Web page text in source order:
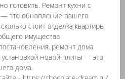
готовить. Ремонт кухни с
это обновление вашего
стоит отделка квартиры
имущества
ремонт дома
новой плиты — это
дома.